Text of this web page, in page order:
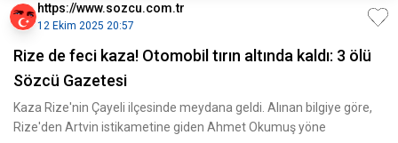
https://www.sozcu.com.tr
12 Ekim 2025 20:57
Rize de feci kaza! Otomobil tırın altında kaldı: 3 ölü
Sözcü Gazetesi
Kaza Rize'nin Çayeli ilçesinde meydana geldi. Alınan bilgiye göre,
Rize'den Artvin istikametine giden Ahmet Okumuş yöne